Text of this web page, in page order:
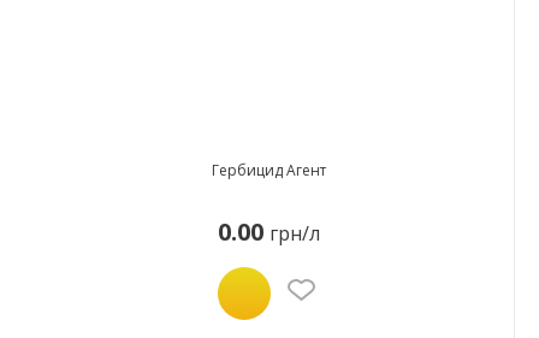
Гербицид Агент
0.00 грн/л